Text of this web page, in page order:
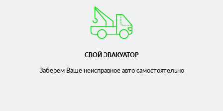
СВОЙ ЭВАКУАТОР
Заберем Ваше неисправноеавто самостоятельно